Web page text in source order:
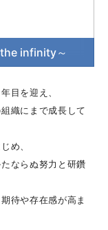
infinity～
目を迎え、
織にまで成長して
め、
ならぬ努力と研鑽
待や存在感が高ま